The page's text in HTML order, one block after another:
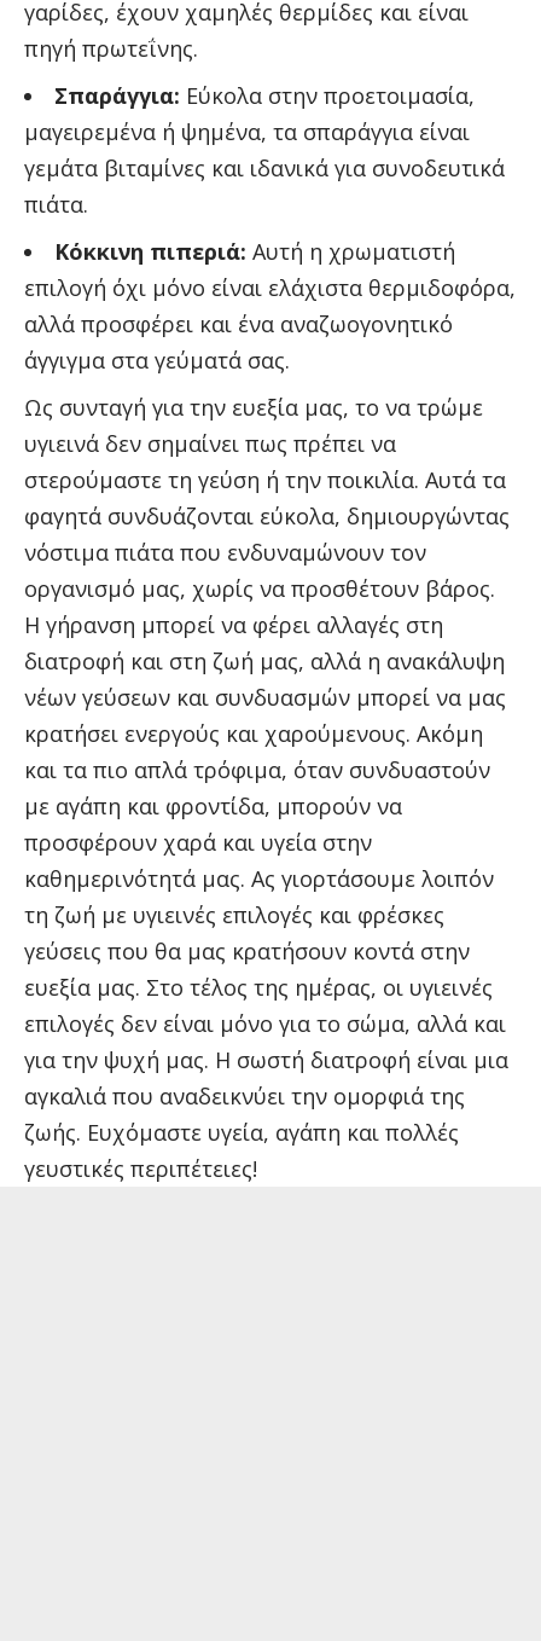
γαρίδες, έχουν χαμηλές θερμίδες και είναι
πηγή πρωτεΐνης.
Σπαράγγια: Εύκολα στην προετοιμασία,
μαγειρεμένα ή ψημένα, τα σπαράγγια είναι
γεμάτα βιταμίνες και ιδανικά για συνοδευτικά
πιάτα.
Κόκκινη πιπεριά: Αυτή η χρωματιστή
επιλογή όχι μόνο είναι ελάχιστα θερμιδοφόρα,
αλλά προσφέρει και ένα αναζωογονητικό
άγγιγμα στα γεύματά σας.
Ως συνταγή για την ευεξία μας, το να τρώμε
υγιεινά δεν σημαίνει πως πρέπει να
στερούμαστε τη γεύση ή την ποικιλία. Αυτά τα
φαγητά συνδυάζονται εύκολα, δημιουργώντας
νόστιμα πιάτα που ενδυναμώνουν τον
οργανισμό μας, χωρίς να προσθέτουν βάρος.
Η γήρανση μπορεί να φέρει αλλαγές στη
διατροφή και στη ζωή μας, αλλά η ανακάλυψη
νέων γεύσεων και συνδυασμών μπορεί να μας
κρατήσει ενεργούς και χαρούμενους. Ακόμη
και τα πιο απλά τρόφιμα, όταν συνδυαστούν
με αγάπη και φροντίδα, μπορούν να
προσφέρουν χαρά και υγεία στην
καθημερινότητά μας. Ας γιορτάσουμε λοιπόν
τη ζωή με υγιεινές επιλογές και φρέσκες
γεύσεις που θα μας κρατήσουν κοντά στην
ευεξία μας. Στο τέλος της ημέρας, οι υγιεινές
επιλογές δεν είναι μόνο για το σώμα, αλλά και
για την ψυχή μας. Η σωστή διατροφή είναι μια
αγκαλιά που αναδεικνύει την ομορφιά της
ζωής. Ευχόμαστε υγεία, αγάπη και πολλές
γευστικές περιπέτειες!